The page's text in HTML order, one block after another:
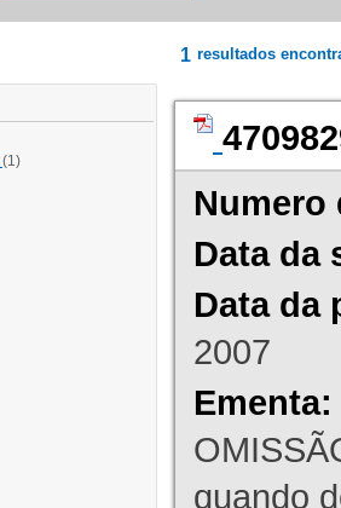
(1)
1 resultados
Numero
Data da
Data da
2007
Ementa:
quando